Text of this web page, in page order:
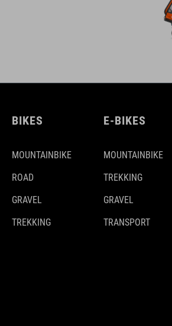
BIKES
MOUNTAINBIKE
ROAD
GRAVEL
TREKKING
E-BIKES
MOUNTAINBIKE
TREKKING
GRAVEL
TRANSPORT